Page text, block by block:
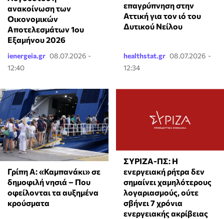
ανακοίνωση των
Οικονομικών
Αποτελεσμάτων 1ου
Εξαμήνου 2026
ienergeia.gr 08.07.2026 -
12:40
επαγρύπνηση στην
Αττική για τον ιό του
Δυτικού Νείλου
healthstat.gr 08.07.2026 -
12:34
Γρίπη Α: «Καμπανάκι» σε
δημοφιλή νησιά – Που
οφείλονται τα αυξημένα
κρούσματα
ΣΥΡΙΖΑ-ΠΣ: Η
ενεργειακή ρήτρα δεν
σημαίνει χαμηλότερους
λογαριασμούς, ούτε
σβήνει 7 χρόνια
ενεργειακής ακρίβειας